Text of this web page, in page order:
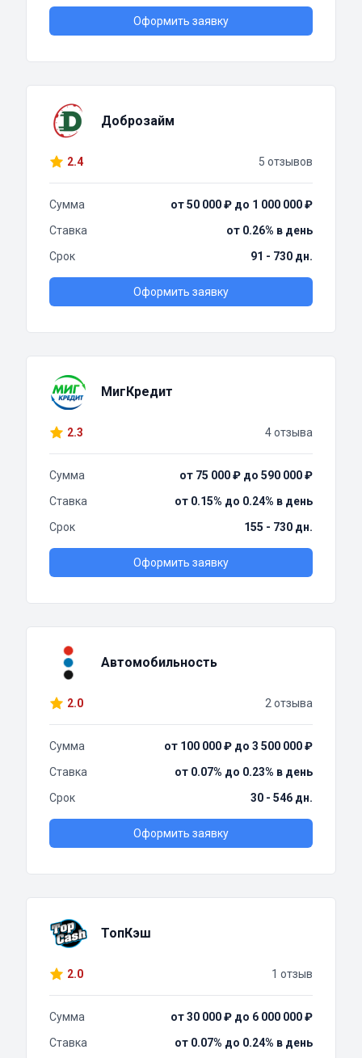
Оформить заявку
Доброзайм
2.4 5 отзывов
Сумма
от 50 000 ₽ до 1 000 000 ₽
Ставка
от 0.26% в день
Срок
91 - 730 дн.
Оформить заявку
МигКредит
2.3 4 отзыва
Сумма
от 75 000 ₽ до 590 000 ₽
Ставка
от 0.15% до 0.24% в день
Срок
155 - 730 дн.
Оформить заявку
Автомобильность
2.0 2 отзыва
Сумма
от 100 000 ₽ до 3 500 000 ₽
Ставка
от 0.07% до 0.23% в день
Срок
30 - 546 дн.
Оформить заявку
ТопКэш
2.0 1 отзыв
Сумма
от 30 000 ₽ до 6 000 000 ₽
Ставка
от 0.07% до 0.24% в день